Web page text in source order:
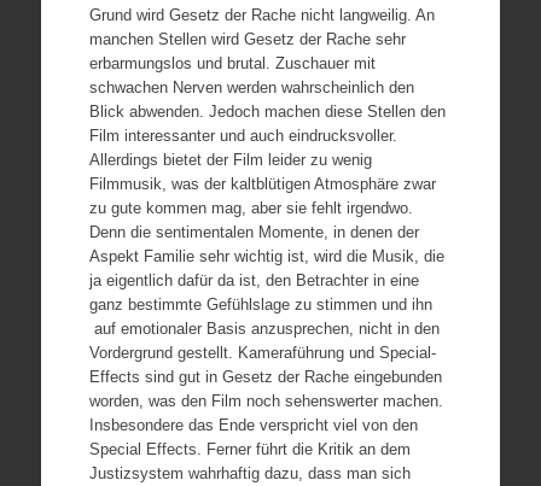
Grund wird Gesetz der Rache nicht langweilig. An
manchen Stellen wird Gesetz der Rache sehr
erbarmungslos und brutal. Zuschauer mit
schwachen Nerven werden wahrscheinlich den
Blick abwenden. Jedoch machen diese Stellen den
Film interessanter und auch eindrucksvoller.
Allerdings bietet der Film leider zu wenig
Filmmusik, was der kaltblütigen Atmosphäre zwar
zu gute kommen mag, aber sie fehlt irgendwo.
Denn die sentimentalen Momente, in denen der
Aspekt Familie sehr wichtig ist, wird die Musik, die
ja eigentlich dafür da ist, den Betrachter in eine
ganz bestimmte Gefühlslage zu stimmen und ihn
auf emotionaler Basis anzusprechen, nicht in den
Vordergrund gestellt. Kameraführung und Special-
Effects sind gut in Gesetz der Rache eingebunden
worden, was den Film noch sehenswerter machen.
Insbesondere das Ende verspricht viel von den
Special Effects. Ferner führt die Kritik an dem
Justizsystem wahrhaftig dazu, dass man sich